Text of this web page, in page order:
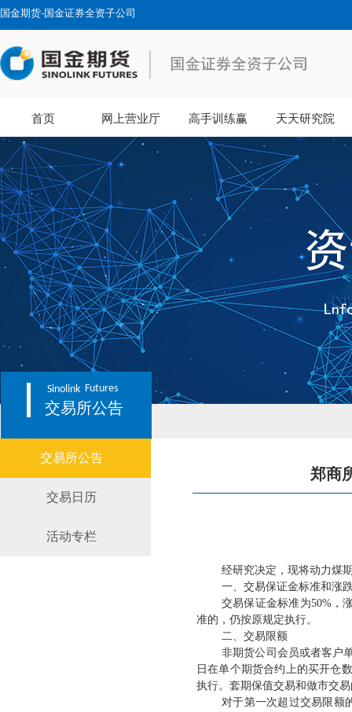
国金期货-国金证券全资子公司
首页 网上营业厅 高手训练赢 天天研究院
Sinolink Futures
交易所公告
交易所公告
交易日历
活动专栏
郑商
经研究决定，现将动力煤
一、交易保证金标准和涨
交易保证金标准为50%，
准的，仍按原规定执行。
二、交易限额
非期货公司会员或者客户
日在单个期货合约上的买开仓
执行。套期保值交易和做市交
对于第一次超过交易限额